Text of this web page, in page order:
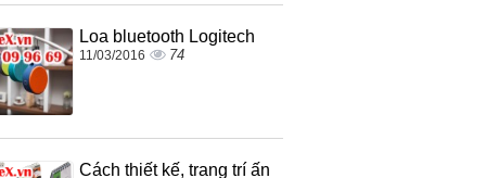
Loa bluetooth Logitech
11/03/2016 74
Cách thiết kế, trang trí ấn